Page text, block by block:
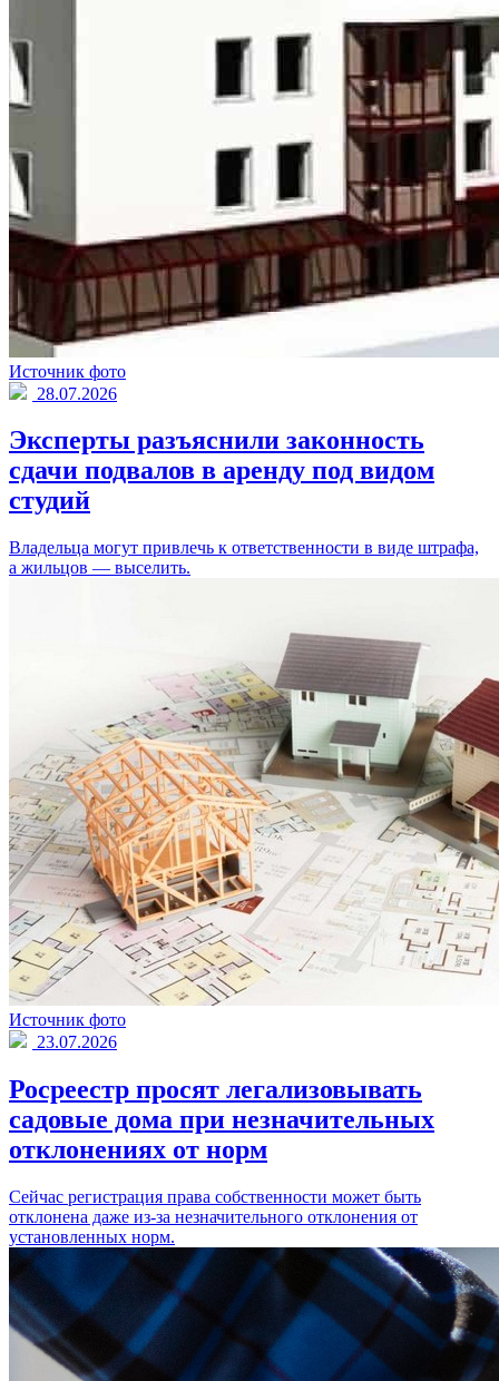
Источник фото
28.07.2026
Эксперты разъяснили законность
сдачи подвалов в аренду под видом
студий
Владельца могут привлечь к ответственности в виде штрафа,
а жильцов — выселить.
Источник фото
23.07.2026
Росреестр просят легализовывать
садовые дома при незначительных
отклонениях от норм
Сейчас регистрация права собственности может быть
отклонена даже из-за незначительного отклонения от
установленных норм.